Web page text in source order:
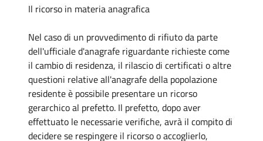
Il ricorso in materia anagrafica
Nel caso di un provvedimento di rifiuto da parte
dell'ufficiale d'anagrafe riguardante richieste come
il cambio di residenza, il rilascio di certificati o altre
questioni relative all'anagrafe della popolazione
residente è possibile presentare un ricorso
gerarchico al prefetto. Il prefetto, dopo aver
effettuato le necessarie verifiche, avrà il compito di
decidere se respingere il ricorso o accoglierlo,